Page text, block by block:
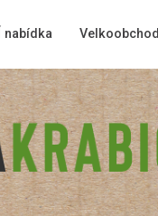
nabídka Velkoobchod